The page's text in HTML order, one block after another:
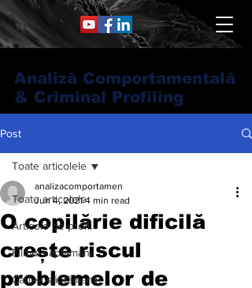
Analiză Comportamentală
& Criminal Profiling
Post
Toate articolele
Articole de profil
Filmul săptămânii
Cartea săptămânii
Toate articolele
O copilărie dificilă
crește riscul
problemelor de
analizacomportamen
Jun 4, 2021 4 min read